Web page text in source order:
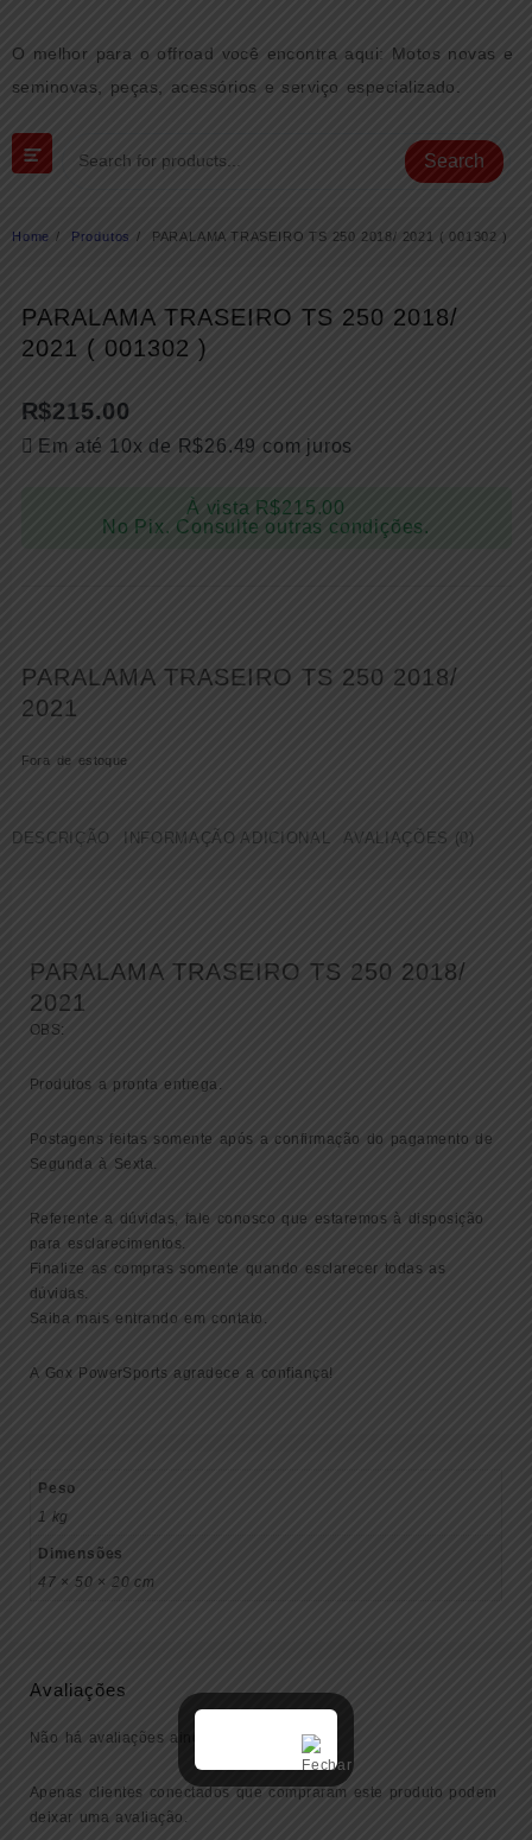
content
O melhor para o offroad você encontra aqui: Motos novas e
seminovas, peças, acessórios e serviço especializado.
Search
Home Produtos PARALAMA TRASEIRO TS 250 2018/ 2021 ( 001302 )
PARALAMA TRASEIRO TS 250 2018/
2021 ( 001302 )
R$215.00
Em até 10x de R$26.49 com juros
À vista R$215.00
No Pix. Consulte outras condições.
PARALAMA TRASEIRO TS 250 2018/
2021
Fora de estoque
DESCRIÇÃO INFORMAÇÃO ADICIONAL AVALIAÇÕES (0)
PARALAMA TRASEIRO TS 250 2018/
2021
OBS:
Produtos a pronta entrega.
Postagens feitas somente após a confirmação do pagamento de
Segunda à Sexta.
Referente a dúvidas, fale conosco que estaremos à disposição
para esclarecimentos.
Finalize as compras somente quando esclarecer todas as
dúvidas.
Saiba mais entrando em contato.
A Gox PowerSports agradece a confiança!
Peso
1 kg
Dimensões
47 × 50 × 20 cm
Avaliações
Não há avaliações ainda.
Apenas clientes conectados que compraram este produto podem
deixar uma avaliação.